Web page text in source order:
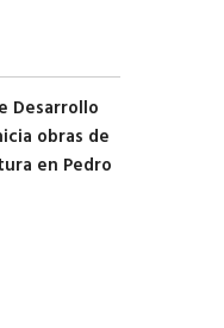
Desarrollo
obras de
en Pedro